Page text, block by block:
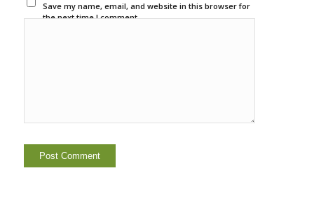
Save my name, email, and website in this browser for
the next time I comment.